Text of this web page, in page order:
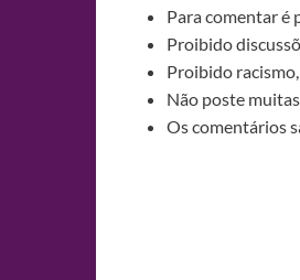
Para comentar é
Proibido
Proibido
Não poste
Os comentários